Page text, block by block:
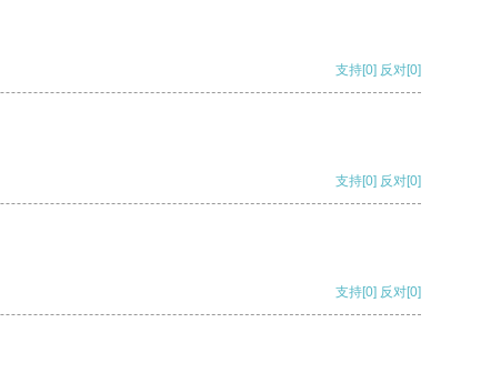
支持[0] 反对[0]
支持[0] 反对[0]
支持[0] 反对[0]